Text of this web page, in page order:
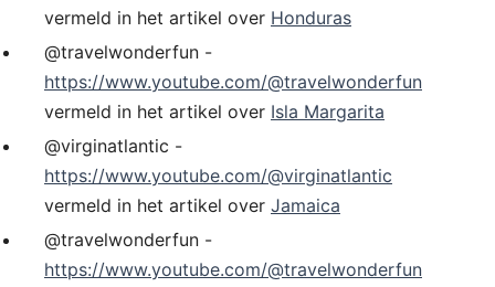
vermeld in het artikel over Honduras
@travelwonderfun -
https://www.youtube.com/@travelwonderfun
vermeld in het artikel over Isla Margarita
@virginatlantic -
https://www.youtube.com/@virginatlantic
vermeld in het artikel over Jamaica
@travelwonderfun -
https://www.youtube.com/@travelwonderfun